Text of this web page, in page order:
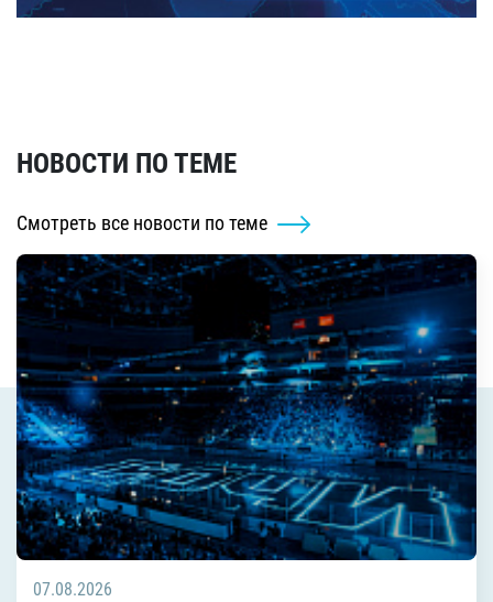
НОВОСТИ ПО ТЕМЕ
Смотреть все новости по теме
07.08.2026